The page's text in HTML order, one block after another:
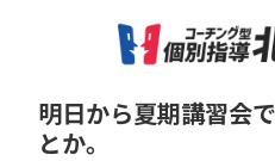
明日から夏期講習会
とか。